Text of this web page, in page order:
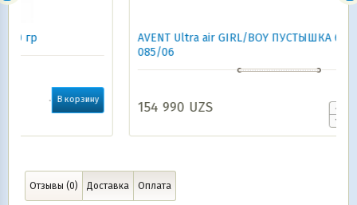
AVENT Ultra air GIRL/BOY ПУСТЫШКА 6-18 м 2 шт
085/06
154 990UZS
Отзывы (0) Доставка Оплата